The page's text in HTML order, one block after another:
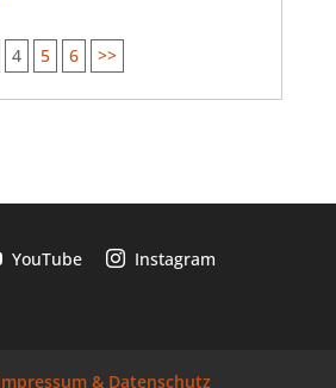
4 5 6 >>
YouTube  Instagram
& Datenschutz